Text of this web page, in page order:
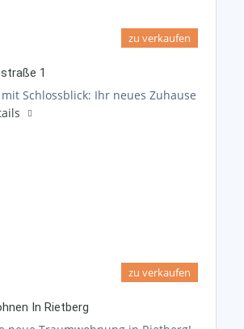
zu verkaufen
1
Schlossblick: Ihr neues Zuhause
zu verkaufen
In Rietberg